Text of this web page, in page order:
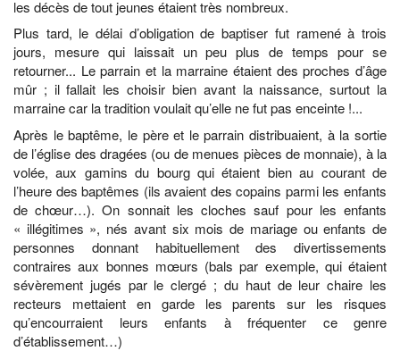
les décès de tout jeunes étaient très nombreux.
Plus tard, le délai d’obligation de baptiser fut ramené à trois
jours, mesure qui laissait un peu plus de temps pour se
retourner... Le parrain et la marraine étaient des proches d’âge
mûr ; il fallait les choisir bien avant la naissance, surtout la
marraine car la tradition voulait qu’elle ne fut pas enceinte !...
Après le baptême, le père et le parrain distribuaient, à la sortie
de l’église des dragées (ou de menues pièces de monnaie), à la
volée, aux gamins du bourg qui étaient bien au courant de
l’heure des baptêmes (ils avaient des copains parmi les enfants
de chœur…). On sonnait les cloches sauf pour les enfants
« illégitimes », nés avant six mois de mariage ou enfants de
personnes donnant habituellement des divertissements
contraires aux bonnes mœurs (bals par exemple, qui étaient
sévèrement jugés par le clergé ; du haut de leur chaire les
recteurs mettaient en garde les parents sur les risques
qu’encourraient leurs enfants à fréquenter ce genre
d’établissement…)